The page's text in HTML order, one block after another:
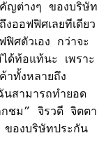
ญต่างๆ ของบริษัท
งออฟฟิศเลยทีเดียว
ศตัวเอง กว่าจะ
ด้ท้อแท้นะ เพราะ
าทั้งหลายถึง
สามารถทำยอด
กชม” จิรวดี จิตตา
องบริษัทประกัน